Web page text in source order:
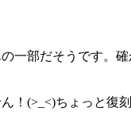
一部だそうです。
(>_<)ちょっと復